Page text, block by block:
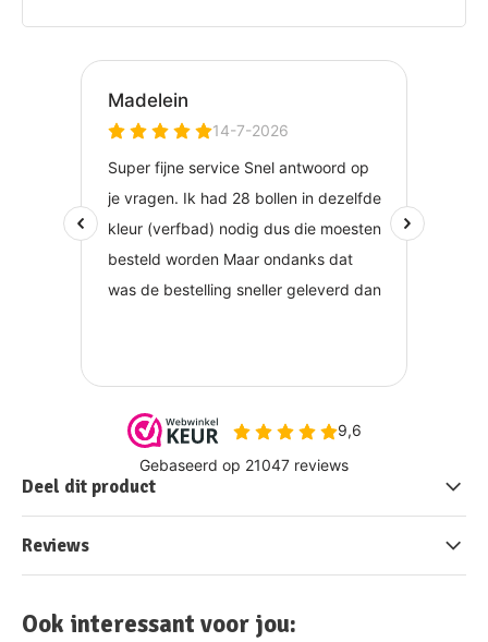
Deel dit product
Reviews
Ook interessant voor jou: